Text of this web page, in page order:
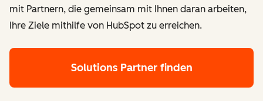
mit Partnern, die gemeinsam mit Ihnen daran arbeiten,
Ihre Ziele mithilfe von HubSpot zu erreichen.
Solutions Partner finden